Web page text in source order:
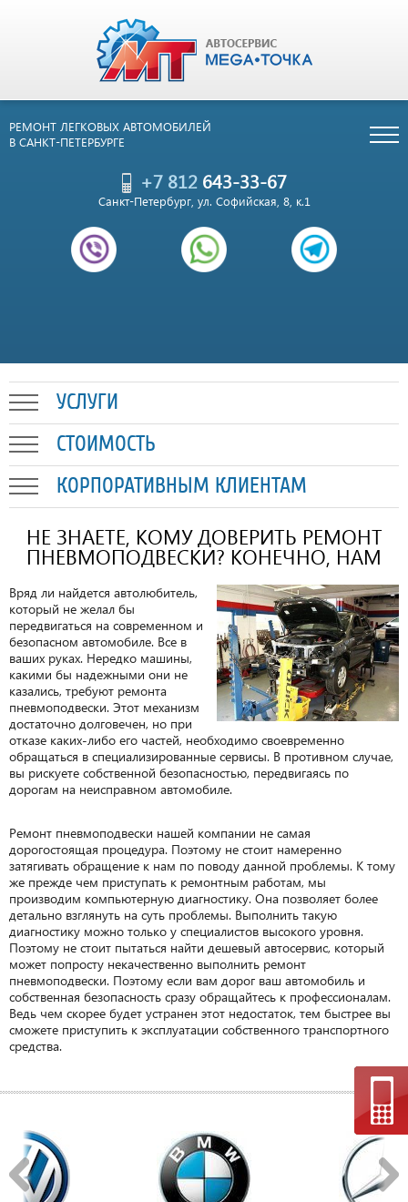
РЕМОНТ ЛЕГКОВЫХ АВТОМОБИЛЕЙ
В САНКТ-ПЕТЕРБУРГЕ
+7 812643-33-67
Санкт-Петербург, ул. Софийская, 8, к.1
УСЛУГИ
СТОИМОСТЬ
КОРПОРАТИВНЫМ КЛИЕНТАМ
НЕ ЗНАЕТЕ, КОМУ ДОВЕРИТЬ РЕМОНТ
ПНЕВМОПОДВЕСКИ? КОНЕЧНО, НАМ
Вряд ли найдется автолюбитель,
который не желал бы
передвигаться на современном и
безопасном автомобиле. Все в
ваших руках. Нередко машины,
какими бы надежными они не
казались, требуют ремонта
пневмоподвески. Этот механизм
достаточно долговечен, но при
отказе каких-либо его частей, необходимо своевременно
обращаться в специализированные сервисы. В противном случае,
вы рискуете собственной безопасностью, передвигаясь по
дорогам на неисправном автомобиле.
Ремонт пневмоподвески нашей компании не самая
дорогостоящая процедура. Поэтому не стоит намеренно
затягивать обращение к нам по поводу данной проблемы. К тому
же прежде чем приступать к ремонтным работам, мы
производим компьютерную диагностику. Она позволяет более
детально взглянуть на суть проблемы. Выполнить такую
диагностику можно только у специалистов высокого уровня.
Поэтому не стоит пытаться найти дешевый автосервис, который
может попросту некачественно выполнить ремонт
пневмоподвески. Поэтому если вам дорог ваш автомобиль и
собственная безопасность сразу обращайтесь к профессионалам.
Ведь чем скорее будет устранен этот недостаток, тем быстрее вы
сможете приступить к эксплуатации собственного транспортного
средства.